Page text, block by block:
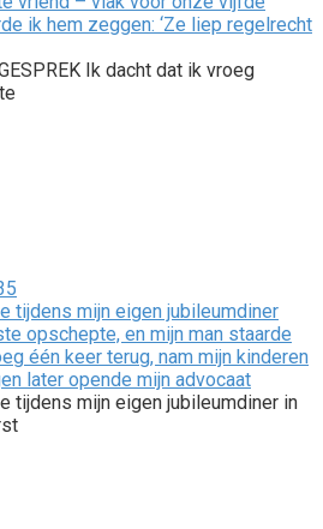
ik hem zeggen: ‘Ze liep regelrecht
Ik dacht dat ik vroeg
tijdens mijn eigen jubileumdiner
opschepte, en mijn man staarde
één keer terug, nam mijn kinderen
later opende mijn advocaat
tijdens mijn eigen jubileumdiner in